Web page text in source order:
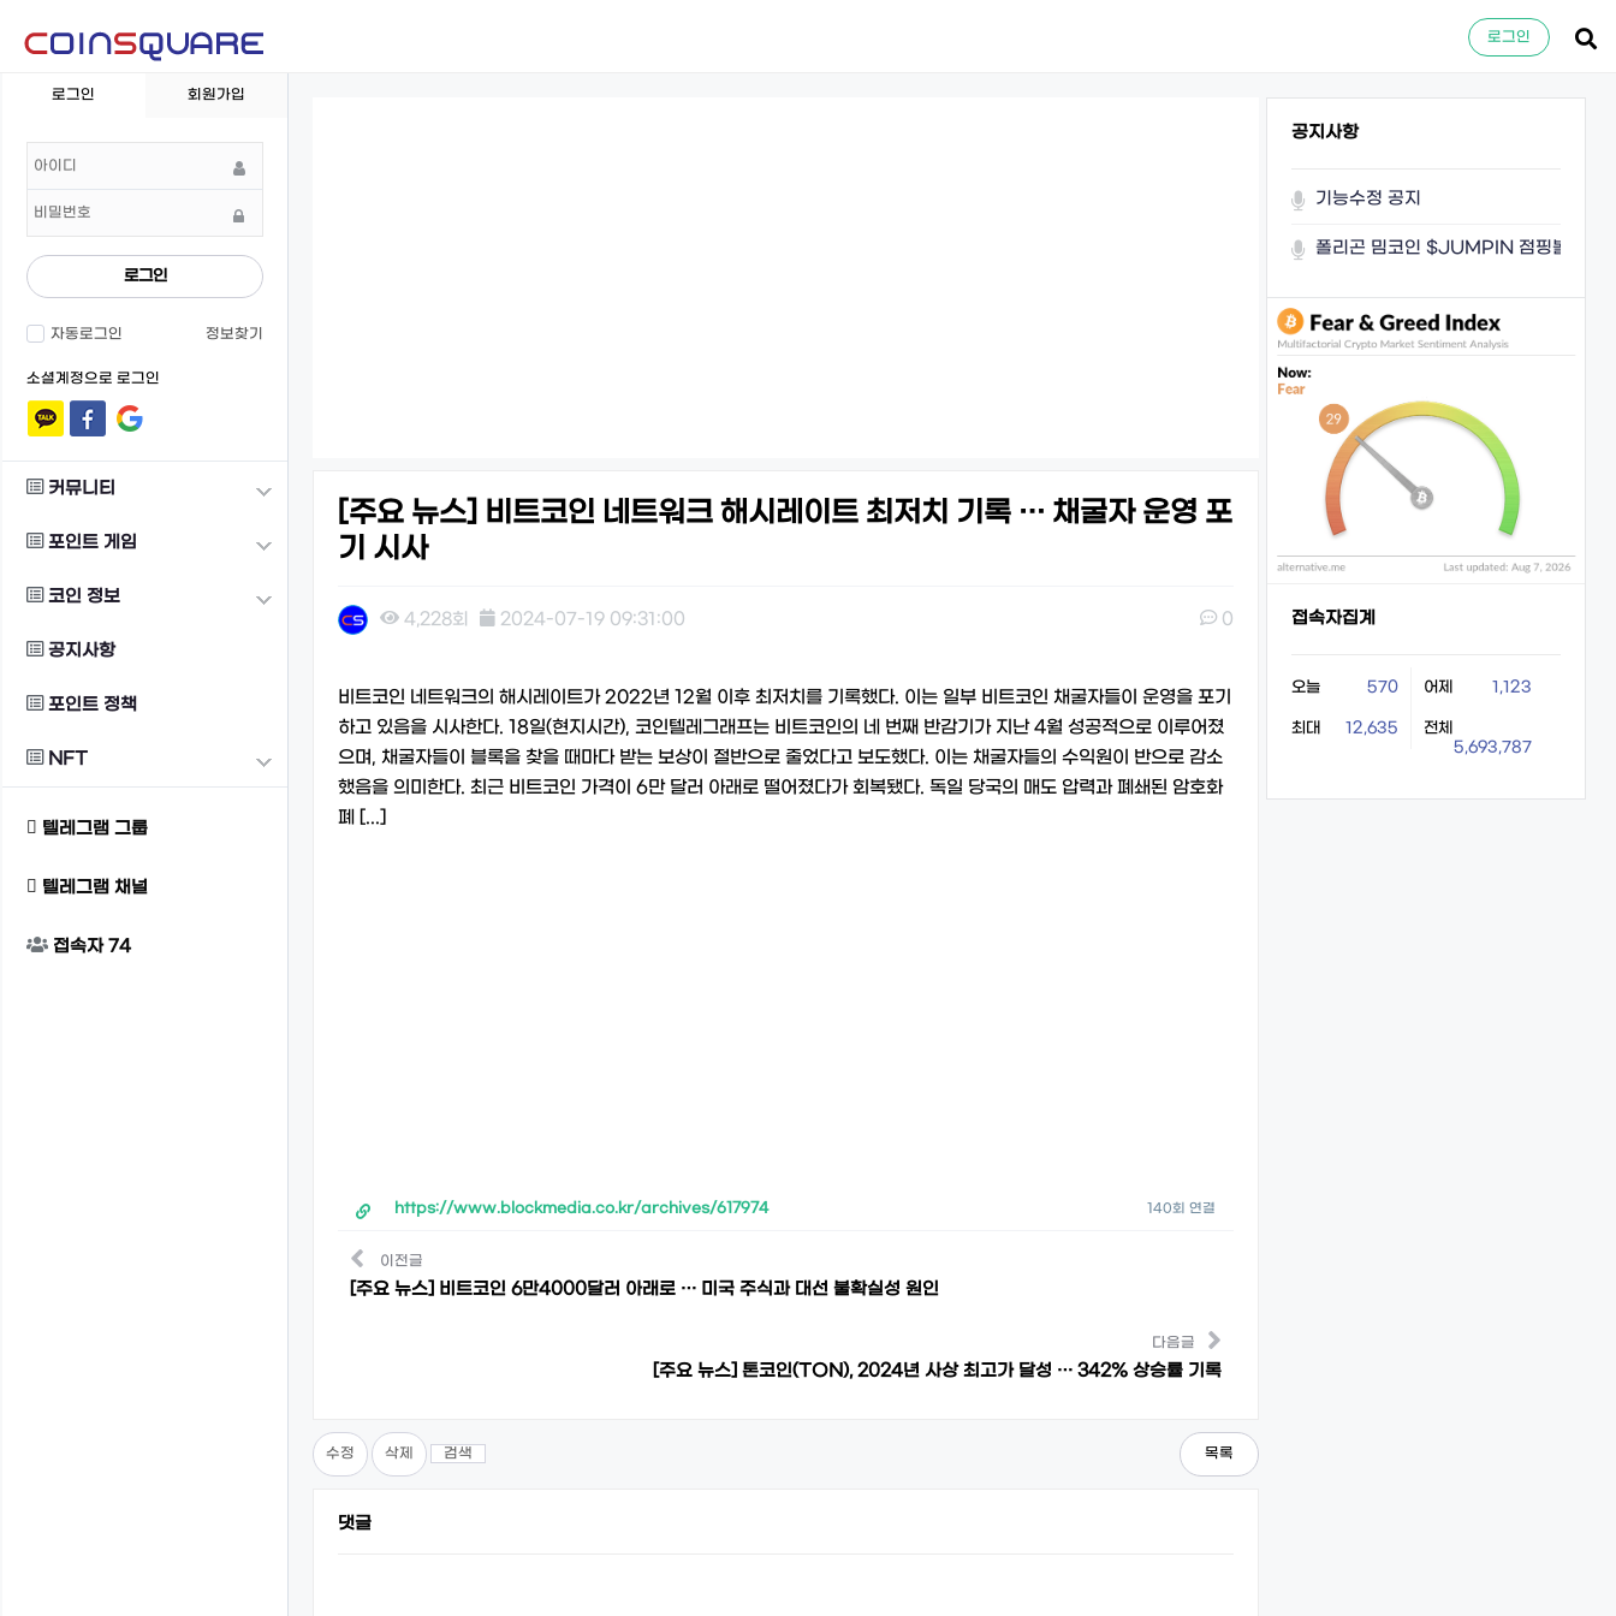
로그인
로그인 회원가입
로그인
자동로그인 정보찾기
소셜계정으로 로그인
커뮤니티
포인트 게임
코인 정보
공지사항
포인트 정책
NFT
텔레그램 그룹
텔레그램 채널
접속자74
[주요 뉴스] 비트코인 네트워크 해시레이트 최저치 기록 … 채굴자 운영 포
기 시사
4,228회 2024-07-19 09:31:00 0
비트코인 네트워크의 해시레이트가 2022년 12월 이후 최저치를 기록했다. 이는 일부 비트코인 채굴자들이 운영을 포기
하고 있음을 시사한다. 18일(현지시간), 코인텔레그래프는 비트코인의 네 번째 반감기가 지난 4월 성공적으로 이루어졌
으며, 채굴자들이 블록을 찾을 때마다 받는 보상이 절반으로 줄었다고 보도했다. 이는 채굴자들의 수익원이 반으로 감소
했음을 의미한다. 최근 비트코인 가격이 6만 달러 아래로 떨어졌다가 회복됐다. 독일 당국의 매도 압력과 폐쇄된 암호화
폐 [...]
https://www.blockmedia.co.kr/archives/617974 140회 연결
이전글
[주요 뉴스] 비트코인 6만4000달러 아래로 … 미국 주식과 대선 불확실성 원인
다음글
[주요 뉴스] 톤코인(TON), 2024년 사상 최고가 달성 … 342% 상승률 기록
수정 삭제 검색 목록
댓글
공지사항
기능수정 공지
폴리곤 밈코인 $JUMPIN 점핑볼이 쏜
접속자집계
오늘 570 어제 1,123
최대 12,635
전체
5,693,787